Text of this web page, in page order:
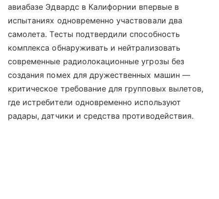
авиабазе Эдвардс в Калифорнии впервые в
испытаниях одновременно участвовали два
самолета. Тесты подтвердили способность
комплекса обнаруживать и нейтрализовать
современные радиолокационные угрозы без
создания помех для дружественных машин —
критическое требование для групповых вылетов,
где истребители одновременно используют
радары, датчики и средства противодействия.